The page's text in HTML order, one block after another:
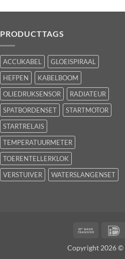
PRODUCTTAGS
ACCUKABEL
GLOEISPIRAAL
HEFPEN
KABELBOOM
OLIEDRUKSENSOR
RADIATEUR
SPATBORDENSET
STARTMOTOR
STARTRELAIS
TEMPERATUURMETER
TOERENTELLERKLOK
VERSTUIVER
WATERSLANGENSET
Bank
Copyright 2026 ©